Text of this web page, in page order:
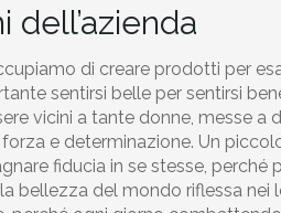
dell’azienda
di creare prodotti per
sentirsi belle per sentirsi
vicini a tante donne, messe
e determinazione. Un
fiducia in se stesse,
bellezza del mondo riflessa nei